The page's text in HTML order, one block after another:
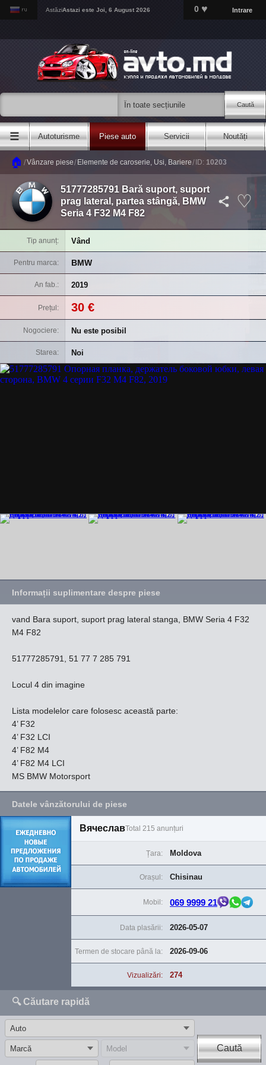
AstăziAstazi este Joi, 6 August 2026 0 ♥ Intrare
Caută
☰ Autoturisme Piese auto Servicii Noutăți
🏠 /Vânzare piese/ Elemente de caroserie, Usi, Bariere/ ID: 10203
51777285791 Bară suport, suport
prag lateral, partea stângă, BMW
Seria 4 F32 M4 F82
Tip anunț Vând
Pentru marca BMW
An fab. 2019
Prețul 30 €
Nogociere Nu este posibil
Starea Noi
Informații suplimentare despre piese
vand Bara suport, suport prag lateral stanga, BMW Seria 4 F32
M4 F82
51777285791, 51 77 7 285 791
Locul 4 din imagine
Lista modelelor care folosesc această parte:
4’ F32
4’ F32 LCI
4’ F82 M4
4’ F82 M4 LCI
MS BMW Motorsport
Datele vânzătorului de piese
ВячеславTotal 215 anunțuri
Țara: Moldova
Data plasării: 2026-05-07
Orașul: Chisinau
Termen de stocare până la: 2026-09-06
Mobil: 069 9999 21
Vizualizări: 274
🔍 Căutare rapidă
Caută